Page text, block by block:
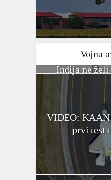
Vojna
Indija ne želi
VIDEO: KAAN
prvi test